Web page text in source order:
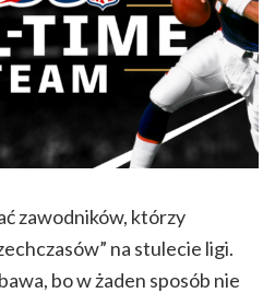
zawodników, którzy
na stulecie ligi.
bo w żaden sposób nie